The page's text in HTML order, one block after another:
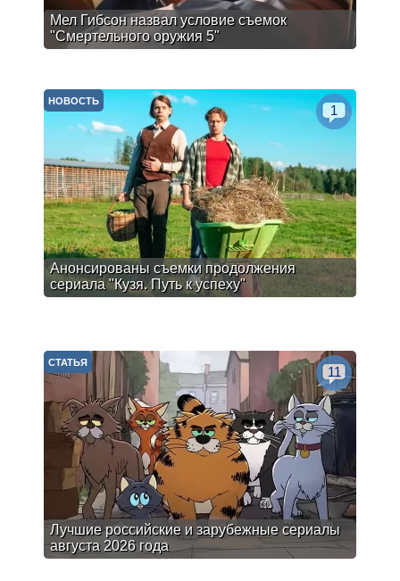
Мел Гибсон назвал условие съемок
"Смертельного оружия 5"
Анонсированы съемки продолжения
сериала "Кузя. Путь к успеху"
НОВОСТЬ
1
Лучшие российские и зарубежные сериалы
августа 2026 года
СТАТЬЯ
11